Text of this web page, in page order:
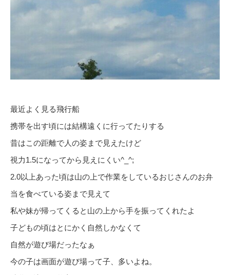
最近よく見る飛行船
携帯を出す頃には結構遠くに行ってたりする
昔はこの距離で人の姿まで見えたけど
視力1.5になってから見えにくい^_^;
2.0以上あった頃は山の上で作業をしているおじさんのお弁
当を食べている姿まで見えて
私や妹が帰ってくると山の上から手を振ってくれたよ
子どもの頃はとにかく自然しかなくて
自然が遊び場だったなぁ
今の子は画面が遊び場って子、多いよね。